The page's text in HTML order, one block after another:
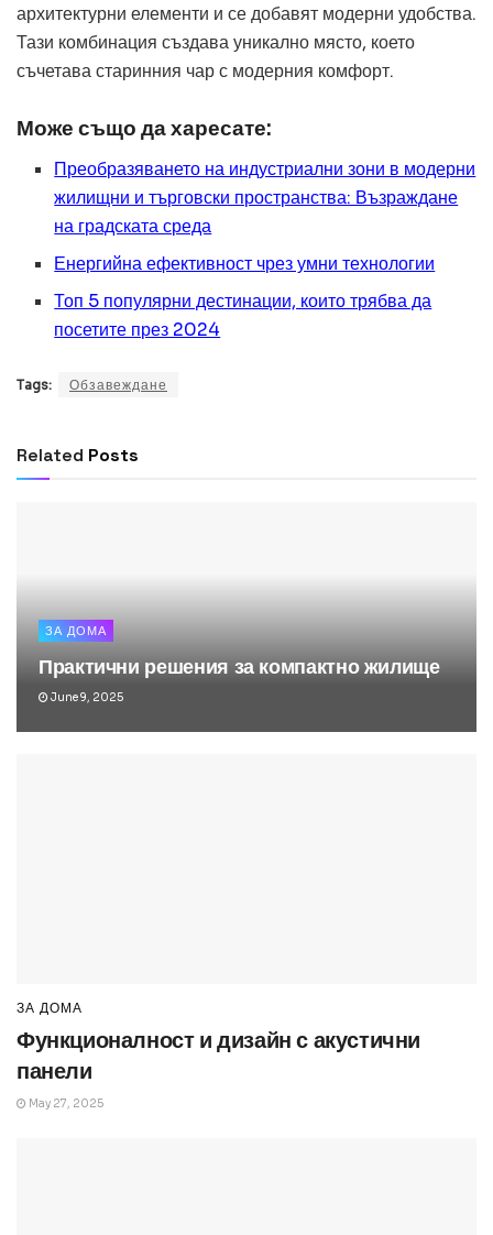
архитектурни елементи и се добавят модерни удобства.
Тази комбинация създава уникално място, което
съчетава старинния чар с модерния комфорт.
Може също да харесате:
Преобразяването на индустриални зони в модерни
жилищни и търговски пространства: Възраждане
на градската среда
Енергийна ефективност чрез умни технологии
Топ 5 популярни дестинации, които трябва да
посетите през 2024
Tags: Обзавеждане
Related Posts
ЗА ДОМА
Практични решения за компактно жилище
June 9, 2025
ЗА ДОМА
Функционалност и дизайн с акустични
панели
May 27, 2025